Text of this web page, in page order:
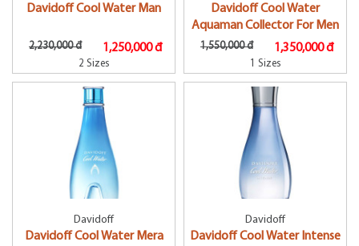
Davidoff Cool Water Man
2,230,000 đ 1,250,000 đ
2 Sizes
Davidoff Cool Water
Aquaman Collector For Men
1,550,000 đ 1,350,000 đ
1 Sizes
Davidoff
Davidoff Cool Water Mera
Davidoff
Davidoff Cool Water Intense